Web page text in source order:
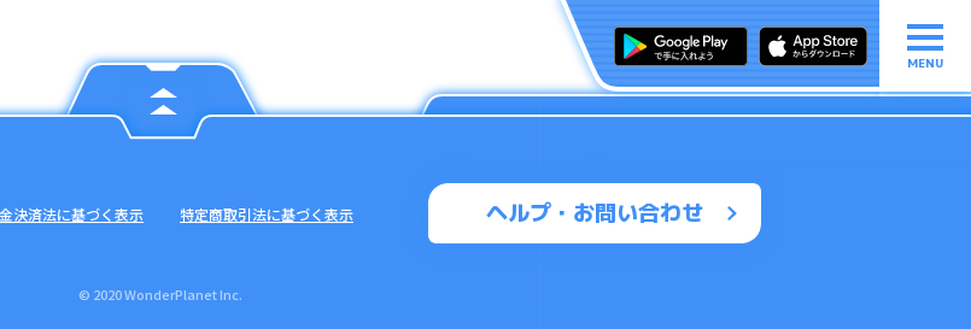
MENU
ヘルプ・お問い合わせ
決済法に基づく表示 特定商取引法に基づく表示
© 2020 WonderPlanet Inc.